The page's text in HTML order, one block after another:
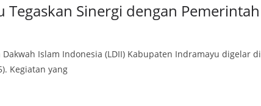
Tegaskan Sinergi dengan Pemerintah
Dakwah Islam Indonesia (LDII) Kabupaten Indramayu digelar di
Kegiatan yang